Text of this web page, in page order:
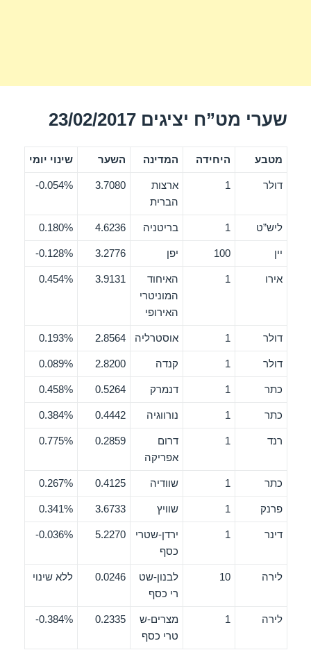
שערי מט”ח יציגים 23/02/2017
מטבע היחידה המדינה השער שינוי יומי
דולר 1
ארצות
הברית
3.7080
0.054%-
ליש”ט 1 בריטניה 4.6236
0.180%
יין 100 יפן 3.2776
0.128%-
אירו 1
האיחוד
המוניטרי
האירופי
3.9131
0.454%
דולר 1 אוסטרליה 2.8564
0.193%
דולר 1 קנדה 2.8200
0.089%
כתר 1 דנמרק 0.5264
0.458%
כתר 1 נורווגיה 0.4442
0.384%
רנד 1
דרום
אפריקה
0.2859
0.775%
כתר 1 שוודיה 0.4125
0.267%
פרנק 1 שוויץ 3.6733
0.341%
דינר 1
ירדן-שטרי
כסף
5.2270
0.036%-
לירה 10
לבנון-שט
רי כסף
0.0246 ללא שינוי
לירה 1
מצרים-ש
טרי כסף
0.2335
0.384%-